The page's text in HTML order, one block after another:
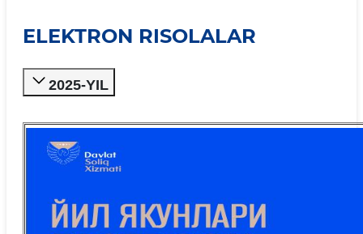
ELEKTRON RISOLALAR
2025-YIL